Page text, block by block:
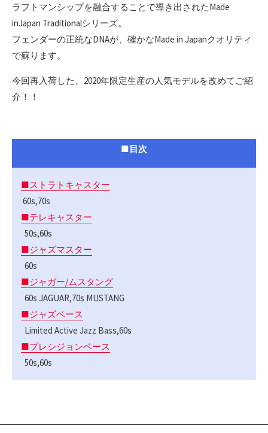
ラフトマンシップを融合することで導き出されたMade
inJapan Traditionalシリーズ。
フェンダーの正統なDNAが、確かなMade in Japanクオリティ
で蘇ります。
今回再入荷した、2020年限定生産の人気モデルを改めてご紹
介！！
■目次
■ストラトキャスター
60s,70s
■テレキャスター
50s,60s
■ジャズマスター
60s
■ジャガー/ムスタング
60s JAGUAR,70s MUSTANG
■ジャズベース
Limited Active Jazz Bass,60s
■プレシジョンベース
50s,60s